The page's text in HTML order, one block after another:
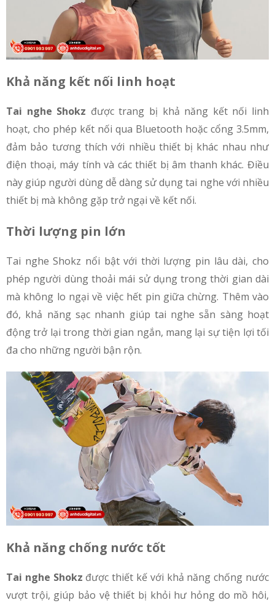
Khả năng kết nối linh hoạt
Tai nghe Shokz được trang bị khả năng kết nối linh
hoạt, cho phép kết nối qua Bluetooth hoặc cổng 3.5mm,
đảm bảo tương thích với nhiều thiết bị khác nhau như
điện thoại, máy tính và các thiết bị âm thanh khác. Điều
này giúp người dùng dễ dàng sử dụng tai nghe với nhiều
thiết bị mà không gặp trở ngại về kết nối.
Thời lượng pin lớn
Tai nghe Shokz nổi bật với thời lượng pin lâu dài, cho
phép người dùng thoải mái sử dụng trong thời gian dài
mà không lo ngại về việc hết pin giữa chừng. Thêm vào
đó, khả năng sạc nhanh giúp tai nghe sẵn sàng hoạt
động trở lại trong thời gian ngắn, mang lại sự tiện lợi tối
đa cho những người bận rộn.
Khả năng chống nước tốt
Tai nghe Shokz được thiết kế với khả năng chống nước
vượt trội, giúp bảo vệ thiết bị khỏi hư hỏng do mồ hôi,